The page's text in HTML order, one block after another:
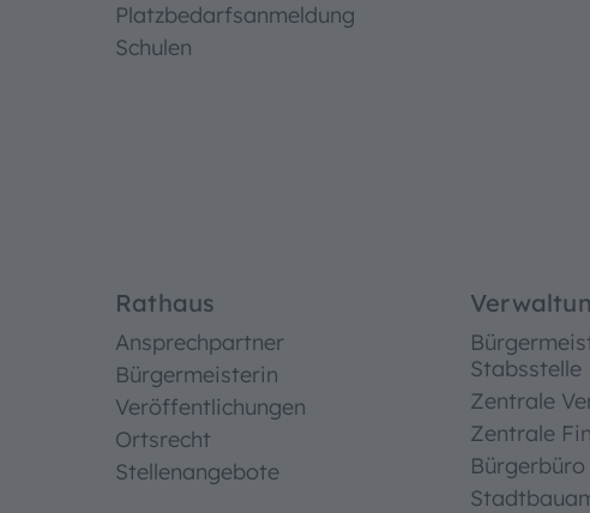
Hoher Kontrast
Platzbedarfsanmeldung
Schulen
Rathaus
Ansprechpartner
Bürgermeisterin
Veröffentlichungen
Ortsrecht
Stellenangebote
Stabsstelle
Zentrale
Zentrale
Bürgerbüro